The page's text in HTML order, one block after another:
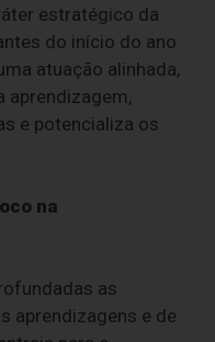
estratégico da
do início do ano
atuação alinhada,
aprendizagem,
e potencializa os
na
as
aprendizagens e de